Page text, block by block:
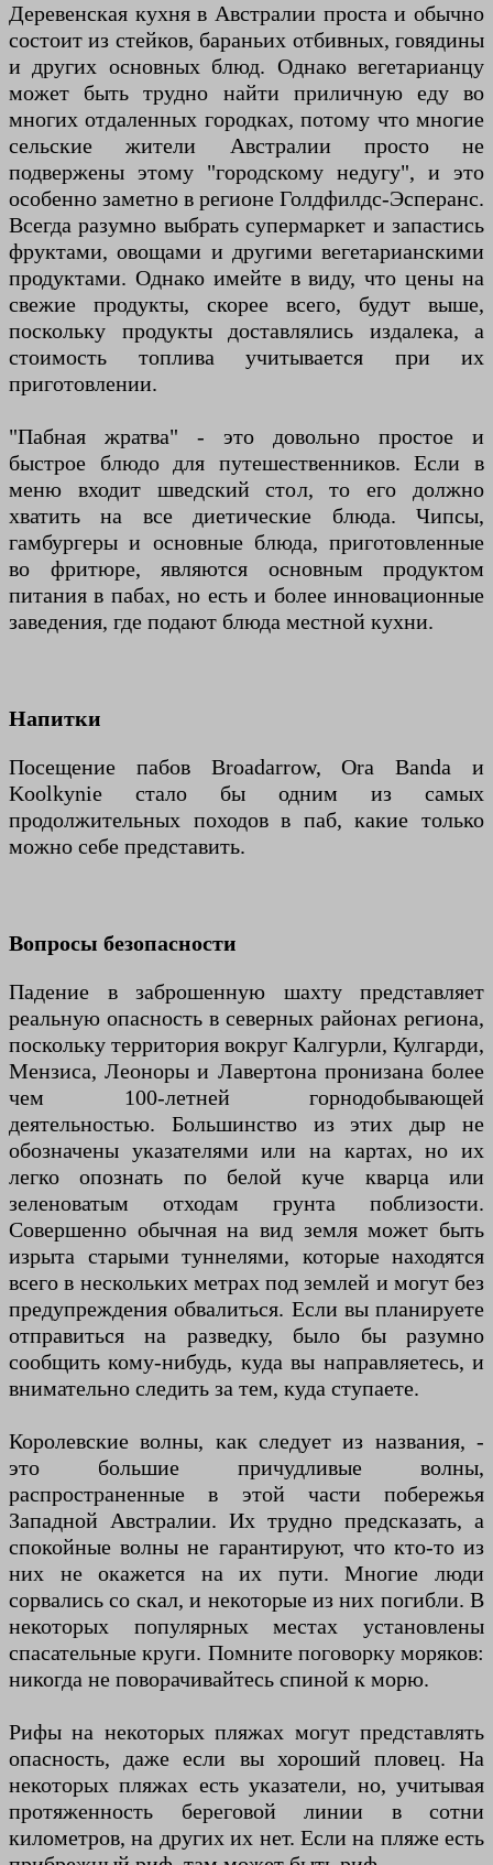
Деревенская кухня в Австралии проста и обычно
состоит из стейков, бараньих отбивных, говядины
и других основных блюд. Однако вегетарианцу
может быть трудно найти приличную еду во
многих отдаленных городках, потому что многие
сельские жители Австралии просто не
подвержены этому "городскому недугу", и это
особенно заметно в регионе Голдфилдс-Эсперанс.
Всегда разумно выбрать супермаркет и запастись
фруктами, овощами и другими вегетарианскими
продуктами. Однако имейте в виду, что цены на
свежие продукты, скорее всего, будут выше,
поскольку продукты доставлялись издалека, а
стоимость топлива учитывается при их
приготовлении.
"Пабная жратва" - это довольно простое и
быстрое блюдо для путешественников. Если в
меню входит шведский стол, то его должно
хватить на все диетические блюда. Чипсы,
гамбургеры и основные блюда, приготовленные
во фритюре, являются основным продуктом
питания в пабах, но есть и более инновационные
заведения, где подают блюда местной кухни.
Напитки
Посещение пабов Broadarrow, Ora Banda и
Koolkynie стало бы одним из самых
продолжительных походов в паб, какие только
можно себе представить.
Вопросы безопасности
Падение в заброшенную шахту представляет
реальную опасность в северных районах региона,
поскольку территория вокруг Калгурли, Кулгарди,
Мензиса, Леоноры и Лавертона пронизана более
чем 100-летней горнодобывающей
деятельностью. Большинство из этих дыр не
обозначены указателями или на картах, но их
легко опознать по белой куче кварца или
зеленоватым отходам грунта поблизости.
Совершенно обычная на вид земля может быть
изрыта старыми туннелями, которые находятся
всего в нескольких метрах под землей и могут без
предупреждения обвалиться. Если вы планируете
отправиться на разведку, было бы разумно
сообщить кому-нибудь, куда вы направляетесь, и
внимательно следить за тем, куда ступаете.
Королевские волны, как следует из названия, -
это большие причудливые волны,
распространенные в этой части побережья
Западной Австралии. Их трудно предсказать, а
спокойные волны не гарантируют, что кто-то из
них не окажется на их пути. Многие люди
сорвались со скал, и некоторые из них погибли. В
некоторых популярных местах установлены
спасательные круги. Помните поговорку моряков:
никогда не поворачивайтесь спиной к морю.
Рифы на некоторых пляжах могут представлять
опасность, даже если вы хороший пловец. На
некоторых пляжах есть указатели, но, учитывая
протяженность береговой линии в сотни
километров, на других их нет. Если на пляже есть